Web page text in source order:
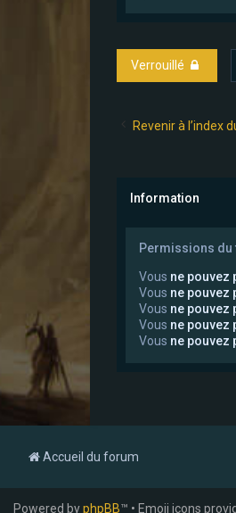
Verrouillé
Revenir à l’index
Information
Permissions du
Vous ne pouvez
Vous ne pouvez
Vous ne pouvez
Vous ne pouvez
Vous ne pouvez
Accueil du forum
Powered byphpBB™ • Emoji icons